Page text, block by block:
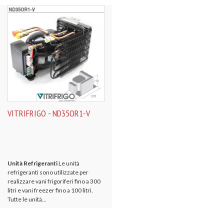
VITRIFRIGO - ND35OR1-V
Unità RefrigerantiLe unità
refrigeranti sono utilizzate per
realizzare vani frigoriferi fino a 300
litri e vani freezer fino a 100 litri.
Tutte le unità...